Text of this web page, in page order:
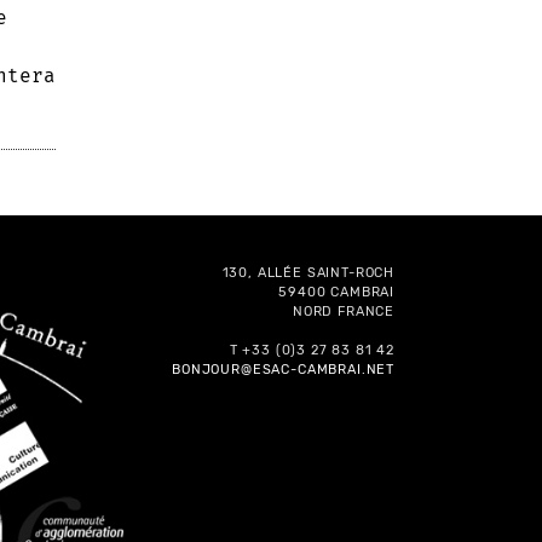
130, ALLÉE SAINT-ROCH
59400 CAMBRAI
NORD FRANCE
T +33 (0)3 27 83 81 42
BONJOUR@ESAC-CAMBRAI.NET